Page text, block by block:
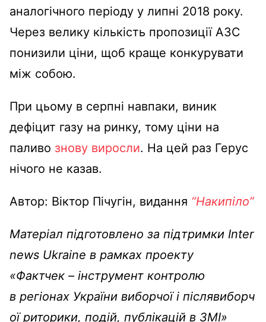
аналогічного періоду у липні 2018 року.
Через велику кількість пропозиції АЗС
понизили ціни, щоб краще конкурувати
між собою.
При цьому в серпні навпаки, виник
дефіцит газу на ринку, тому ціни на
паливо знову виросли. На цей раз Герус
нічого не казав.
Автор: Віктор Пічугін, видання “Накипіло”
Матеріал підготовлено за підтримки Inter
news Ukraine в рамках проекту
«Фактчек – інструмент контролю
в регіонах України виборчої і післявиборч
ої риторики, подій, публікацій в ЗМІ»